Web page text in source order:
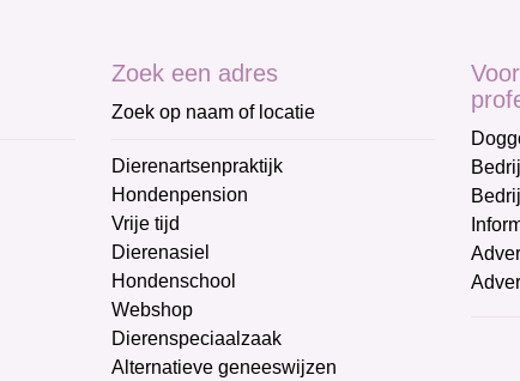
Zoek een adres
Zoek op naam of locatie
Dierenartsenpraktijk
Hondenpension
Vrije tijd
Dierenasiel
Hondenschool
Webshop
Dierenspeciaalzaak
Alternatieve geneeswijzen